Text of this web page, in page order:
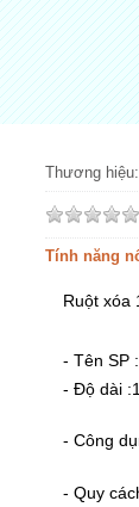
Thương hiệu:
Tính năng
Ruột xóa
- Tên SP
- Độ dài
- Công
- Quy